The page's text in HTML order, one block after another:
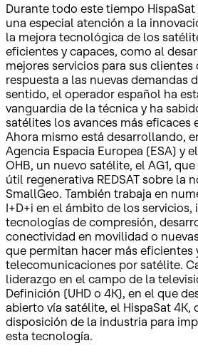
Durante todo este tiempo
una especial atención a la
la mejora tecnológica de los
eficientes y capaces, como al
mejores servicios para sus clientes
respuesta a las nuevas demandas
sentido, el operador español ha
vanguardia de la técnica y ha
satélites los avances más eficaces
Ahora mismo está desarrollando,
Agencia Espacia Europea (ESA) y
OHB, un nuevo satélite, el AG1,
útil regenerativa REDSAT sobre la
SmallGeo. También trabaja en
I+D+i en el ámbito de los servicios,
tecnologías de compresión,
conectividad en movilidad o
que permitan hacer más eficientes
telecomunicaciones por satélite.
liderazgo en el campo de la
Definición (UHD o 4K), en el que
abierto vía satélite, el HispaSat 4K,
disposición de la industria para
esta tecnología.